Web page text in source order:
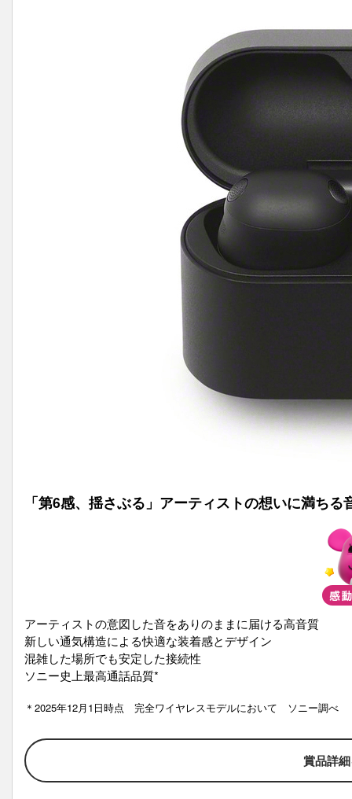
「第6感、揺さぶる」アーティストの想いに満ちる
アーティストの意図した音をありのままに届ける高音質
新しい通気構造による快適な装着感とデザイン
混雑した場所でも安定した接続性
ソニー史上最高通話品質*
＊ 2025年12月1日時点 完全ワイヤレスモデルにおいて ソニー調べ
賞品詳